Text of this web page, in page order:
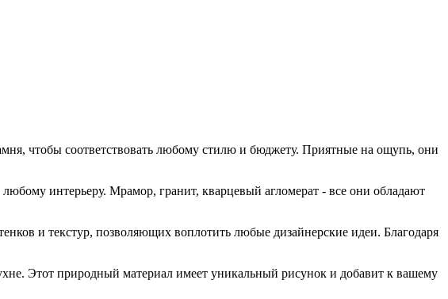
чтобы соответствовать любому стилю и бюджету. Приятные на ощупь, они
интерьеру. Мрамор, гранит, кварцевый агломерат - все они обладают
и текстур, позволяющих воплотить любые дизайнерские идеи. Благодаря
Этот природный материал имеет уникальный рисунок и добавит к вашему